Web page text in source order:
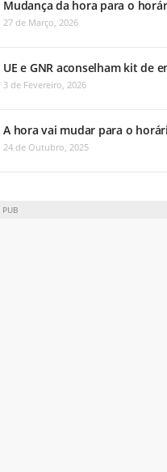
Mudança da hora para o
27 de Março, 2026
UE e GNR aconselham kit de
3 de Fevereiro, 2026
A hora vai mudar para o
24 de Outubro, 2025
PUB